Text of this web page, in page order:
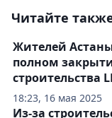
Читайте
18:23, 16 мая 2025
Жителей
полном
строительства
Из-за